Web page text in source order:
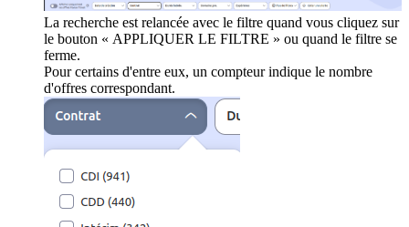
La recherche est relancée avec le filtre quand vous cliquez sur
le bouton « APPLIQUER LE FILTRE » ou quand le filtre se
ferme.
Pour certains d'entre eux, un compteur indique le nombre
d'offres correspondant.